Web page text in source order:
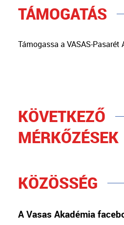
TÁMOGATÁS
Támogassa a VASAS-Pasarét
KÖVETKEZŐ
MÉRKŐZÉSEK
KÖZÖSSÉG
A Vasas Akadémia